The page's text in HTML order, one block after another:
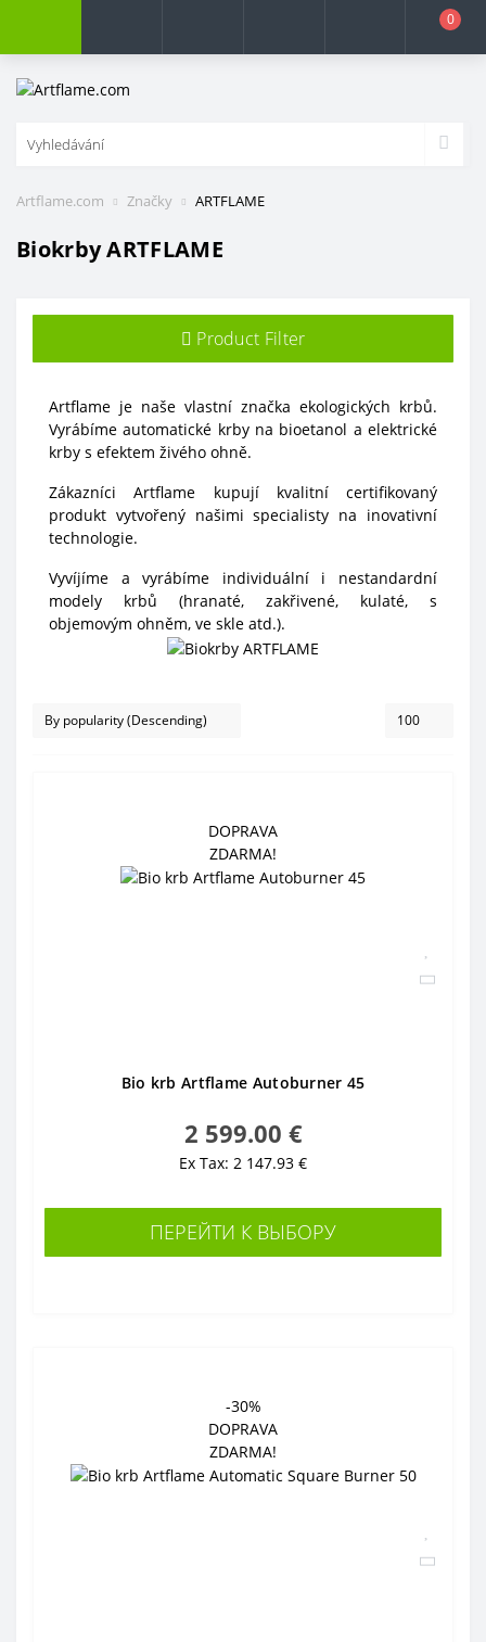
0
Artflame.com Značky ARTFLAME
Biokrby ARTFLAME
Product Filter
Artflame je naše vlastní značka ekologických krbů.
Vyrábíme automatické krby na bioetanol a elektrické
krby s efektem živého ohně.
Zákazníci Artflame kupují kvalitní certifikovaný
produkt vytvořený našimi specialisty na inovativní
technologie.
Vyvíjíme a vyrábíme individuální i nestandardní
modely krbů (hranaté, zakřivené, kulaté, s
objemovým ohněm, ve skle atd.).
DOPRAVA
ZDARMA!
Bio krb Artflame Autoburner 45
2 599.00 €
Ex Tax: 2 147.93 €
ПЕРЕЙТИ К ВЫБОРУ
-30%
DOPRAVA
ZDARMA!